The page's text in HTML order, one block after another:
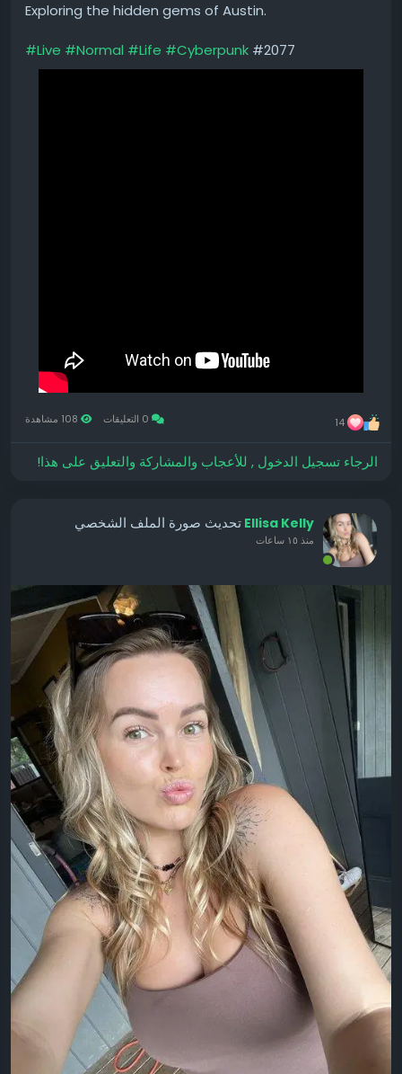
Exploring the hidden gems of Austin.
#Live #Normal #Life #Cyberpunk #2077
14
الرجاء تسجيل الدخول , للأعجاب والمشاركة والتعليق على هذا!
Ellisa Kelly تحديث صورة الملف الشخصي
منذ ١٥ ساعات